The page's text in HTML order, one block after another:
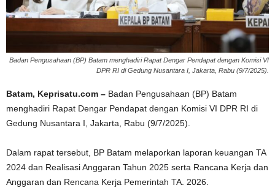
Badan Pengusahaan (BP) Batam menghadiri Rapat Dengar Pendapat dengan Komisi VI
DPR RI di Gedung Nusantara I, Jakarta, Rabu (9/7/2025).
Batam, Keprisatu.com – Badan Pengusahaan (BP) Batam
menghadiri Rapat Dengar Pendapat dengan Komisi VI DPR RI di
Gedung Nusantara I, Jakarta, Rabu (9/7/2025).
Dalam rapat tersebut, BP Batam melaporkan laporan keuangan TA
2024 dan Realisasi Anggaran Tahun 2025 serta Rancana Kerja dan
Anggaran dan Rencana Kerja Pemerintah TA. 2026.